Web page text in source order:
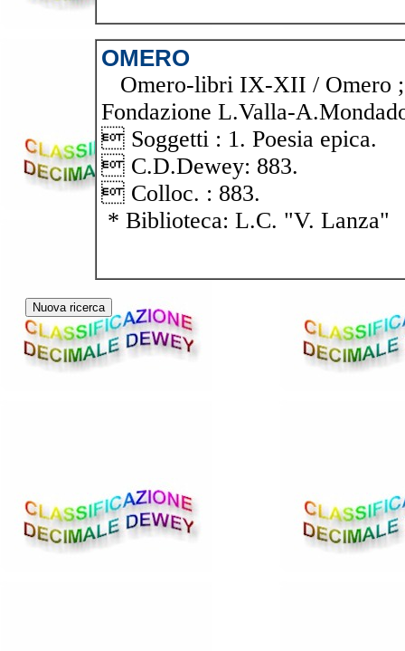
OMERO
Omero-libri IX-XII / Omero ;
Fondazione L.Valla-
 Soggetti : 1. Poesia epica.
 C.D.Dewey: 883.
 Colloc. : 883.
* Biblioteca: L.C. "V. Lanza"